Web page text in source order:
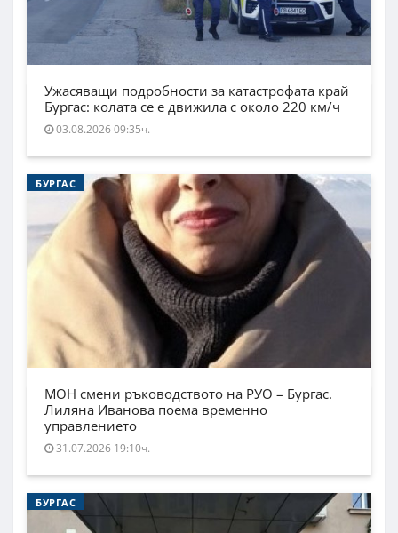
Ужасяващи подробности за катастрофата край
Бургас: колата се е движила с около 220 км/ч
03.08.2026 09:35ч.
БУРГАС
МОН смени ръководството на РУО – Бургас.
Лиляна Иванова поема временно
управлението
31.07.2026 19:10ч.
БУРГАС